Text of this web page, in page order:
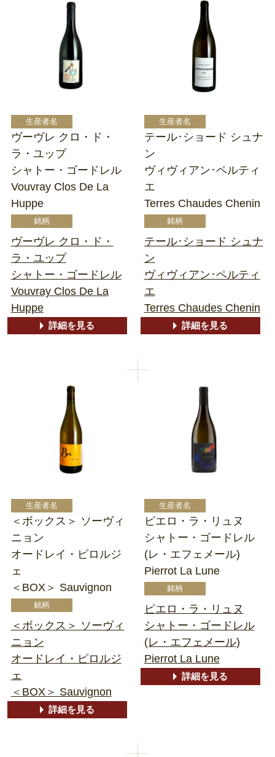
ヴーヴレ クロ・ド・
ラ・ユップ
シャトー・ゴードレル
Vouvray Clos De La
Huppe
ヴーヴレ クロ・ド・
ラ・ユップ
シャトー・ゴードレル
Vouvray Clos De La
Huppe
詳細を見る
テール･ショード シュナ
ン
ヴィヴィアン･ペルティ
エ
Terres Chaudes Chenin
テール･ショード シュナ
ン
ヴィヴィアン･ペルティ
エ
Terres Chaudes Chenin
詳細を見る
＜ボックス＞ ソーヴィ
ニョン
オードレイ・ピロルジ
ェ
＜BOX＞ Sauvignon
＜ボックス＞ ソーヴィ
ニョン
オードレイ・ピロルジ
ェ
＜BOX＞ Sauvignon
詳細を見る
ピエロ・ラ・リュヌ
シャトー・ゴードレル
(レ・エフェメール)
Pierrot La Lune
ピエロ・ラ・リュヌ
シャトー・ゴードレル
(レ・エフェメール)
Pierrot La Lune
詳細を見る